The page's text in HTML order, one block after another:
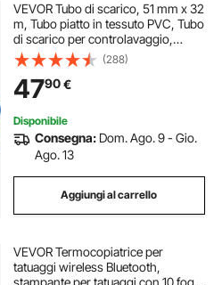
VEVOR Tubo di scarico, 51 mm x 32
m, Tubo piatto in tessuto PVC, Tubo
di scarico per controlavaggio,
Resistente alle intemperie e allo
scoppio, Ideale per piscine e
trasferimento dell'acqua, Blu
(288)
4790€
Disponibile
Consegna: Dom. Ago. 9 - Gio.
Ago. 13
Aggiungi al carrello
VEVOR Termocopiatrice per
tatuaggi wireless Bluetooth,
stampante per tatuaggi con 10 fogli,